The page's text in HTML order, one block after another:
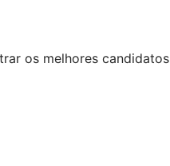
os melhores candidatos